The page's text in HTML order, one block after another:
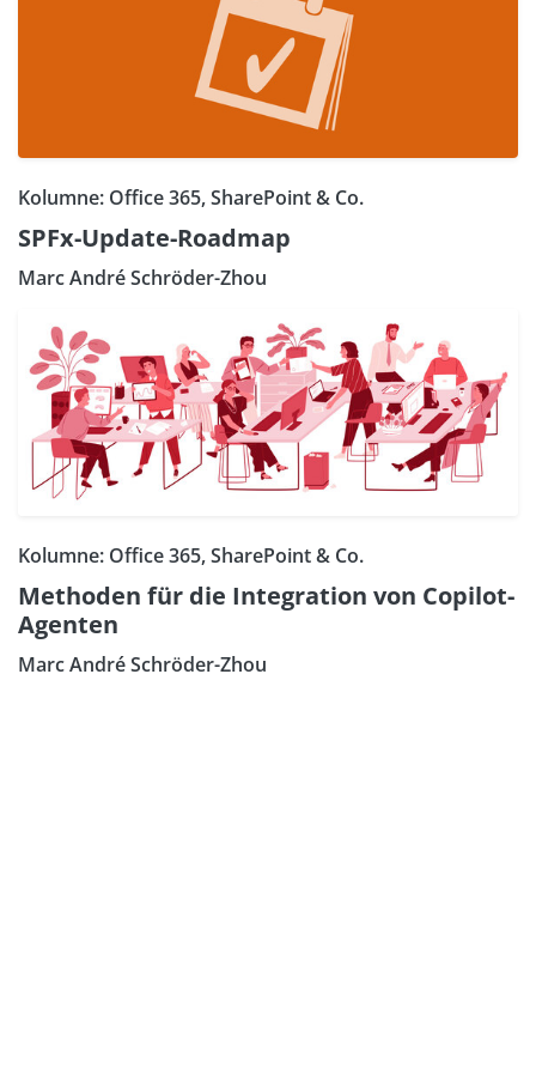
Kolumne: Office 365, SharePoint & Co.
SPFx-Update-Roadmap
Marc André Schröder-Zhou
Kolumne: Office 365, SharePoint & Co.
Methoden für die Integration von Copilot-
Agenten
Marc André Schröder-Zhou